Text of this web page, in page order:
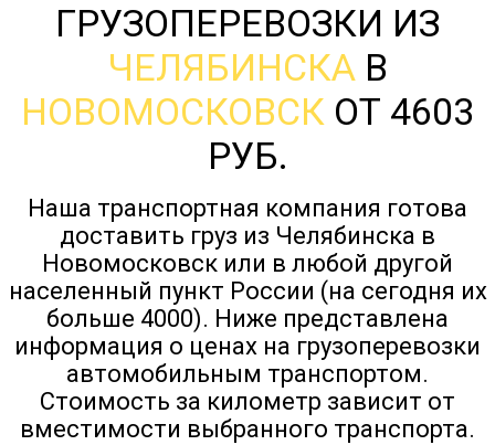
ГРУЗОПЕРЕВОЗКИ ИЗ
ЧЕЛЯБИНСКАВ
НОВОМОСКОВСК ОТ 4603
РУБ.
Наша транспортная компания готова
доставить груз из Челябинска в
Новомосковск или в любой другой
населенный пункт России (на сегодня их
больше 4000). Ниже представлена
информация о ценах на грузоперевозки
автомобильным транспортом.
Стоимость за километр зависит от
вместимости выбранного транспорта.